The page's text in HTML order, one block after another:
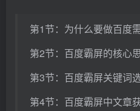
第1节：为什么要做百度
第2节：百度霸屏的核心
第3节：百度霸屏关键词
第4节：百度霸屏中文章